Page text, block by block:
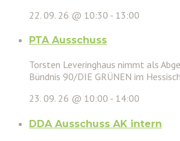
22. 09. 26 @ 10:30 - 13:00
PTA Ausschuss
Torsten Leveringhaus nimmt als
Bündnis 90/DIE GRÜNEN im
23. 09. 26 @ 10:00 - 14:00
DDA Ausschuss AK intern